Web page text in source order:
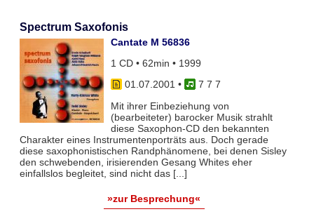
Spectrum Saxofonis
Cantate M 56836
1 CD • 62min • 1999
01.07.2001 •
7 7 7
Mit ihrer Einbeziehung von
(bearbeiteter) barocker Musik strahlt
diese Saxophon-CD den bekannten
Charakter eines Instrumentenporträts aus. Doch gerade
diese saxophonistischen Randphänomene, bei denen Sisley
den schwebenden, irisierenden Gesang Whites eher
einfallslos begleitet, sind nicht das [...]
»zur Besprechung«